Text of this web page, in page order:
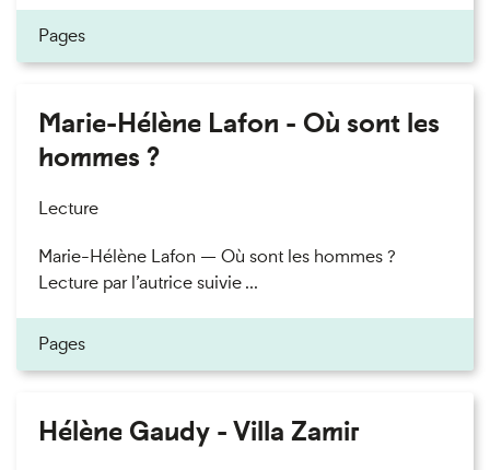
Pages
Marie-Hélène Lafon - Où sont les
hommes ?
Lecture
Marie-Hélène Lafon — Où sont les hommes ?
Lecture par l’autrice suivie ...
Pages
Hélène Gaudy - Villa Zamir